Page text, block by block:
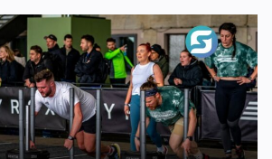
ะปล่อยให้แต่ละแห่งลองผิดลองถูกด้วยงบ
ส์ จำกัด หนึ่งในผู้บุกเบิกวงการนี้และผู้
ขภาพ “StayGold” ได้ประกาศนโยบาย
เป็นโบนัสก้อนที่สองเพิ่มเติมจากโบนัสปกติ
พนักงานหันมาใส่ใจสุขภาพอย่างจริงจัง และ
งค์กรยุคใหม่ที่ขับเคลื่อนด้วยคุณภาพควบคู่
บายดังกล่าวขับเคลื่อนผ่านโครงการ
Journey Program” ซึ่งเปิดให้พนักงาน
รใจ โดยจะวัดผลจากการเปลี่ยนแปลง